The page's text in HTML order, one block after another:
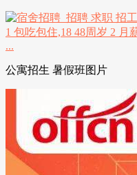
公寓招生 暑假班图片